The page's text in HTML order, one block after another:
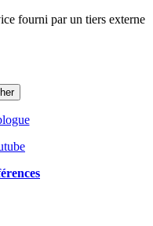
fourni par un tiers externe